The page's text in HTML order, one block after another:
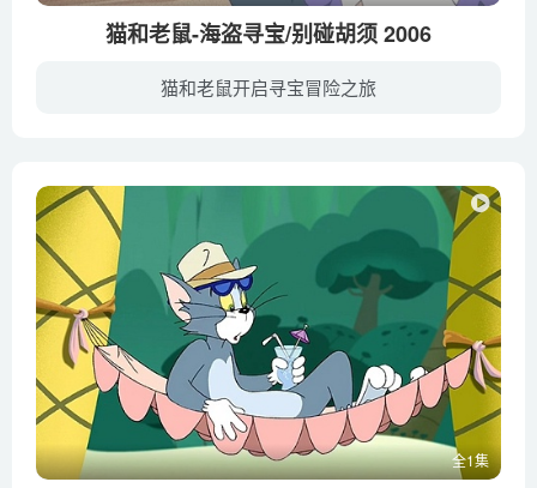
猫和老鼠-海盗寻宝/别碰胡须 2006
猫和老鼠开启寻宝冒险之旅
全1集